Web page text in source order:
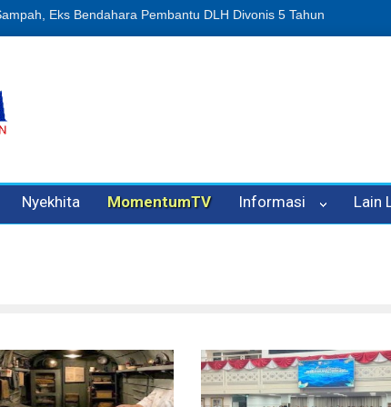
Oknum Kadis, Kuasa Hukum Pelapor Desak Polisi Tetapkan P-
Nyekhita MomentumTV Informasi Lain